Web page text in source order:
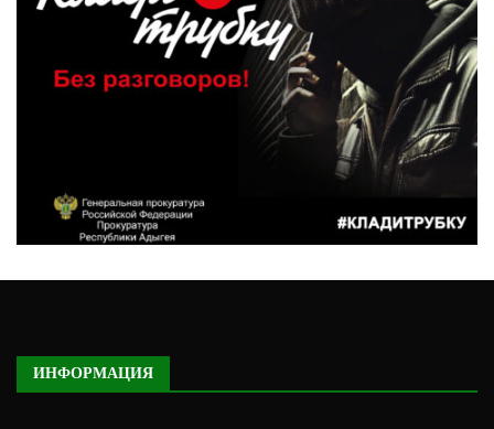
ИНФОРМАЦИЯ